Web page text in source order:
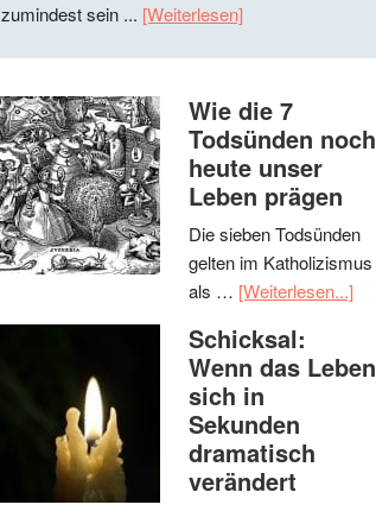
zumindest sein ... [Weiterlesen]
Wie die 7
Todsünden noch
heute unser
Leben prägen
Die sieben Todsünden
gelten im Katholizismus
als … [Weiterlesen...]
Schicksal:
Wenn das Leben
sich in
Sekunden
dramatisch
verändert